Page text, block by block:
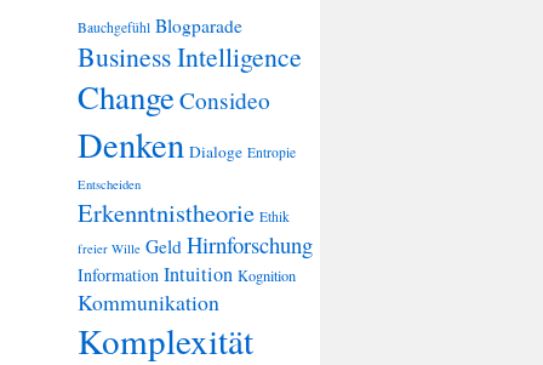
Bauchgefühl Blogparade
Business Intelligence
Change Consideo
Denken Dialoge Entropie
Entscheiden
Erkenntnistheorie Ethik
freier Wille Geld Hirnforschung
Information Intuition Kognition
Kommunikation
Komplexität